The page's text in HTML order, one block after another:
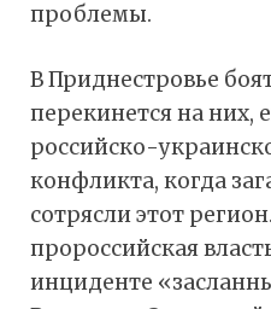
проблемы.
В Приднестровье
перекинется на них,
российско-
конфликта, когда
сотрясли этот
пророссийская
инциденте